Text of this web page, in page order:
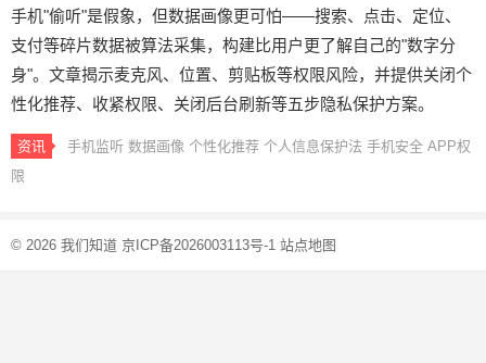
手机"偷听"是假象，但数据画像更可怕——搜索、点击、定位、
支付等碎片数据被算法采集，构建比用户更了解自己的"数字分
身"。文章揭示麦克风、位置、剪贴板等权限风险，并提供关闭个
性化推荐、收紧权限、关闭后台刷新等五步隐私保护方案。
资讯 手机监听 数据画像 个性化推荐 个人信息保护法 手机安全 APP权
限
© 2026 我们知道 京ICP备2026003113号-1 站点地图